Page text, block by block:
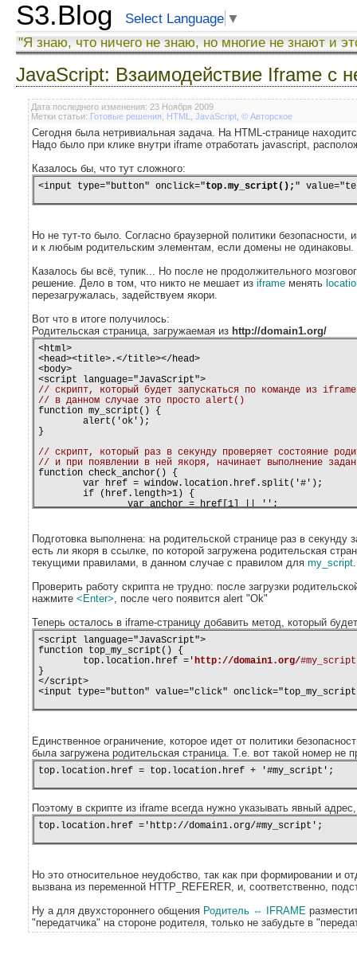
S3.Blog Select Language ▼
"Я знаю, что ничего не знаю, но многие не знают и
JavaScript: Взаимодействие Iframe с
Дата последнего изменения: 23 Ноября 2009
Метки статьи: Готовые решения HTML JavaScript © Авторское
Сегодня была нетривиальная задача. На HTML-странице
Надо было при клике внутри iframe отработать javascript,
Казалось бы, что тут сложного:
<input type="button" onclick="top.my_script(); "
Но не тут-то было. Согласно браузерной политики
и к любым родительским элементам, если домены не одинаковы.
Казалось бы всё, тупик... Но после не продолжительного
решение. Дело в том, что никто не мешает из iframe менять
перезагружалась, задействуем якори.
Вот что в итоге получилось:
Родительская страница, загружаемая из http://domain1.org/
<html>
<head><title>.</title></head>
<body>
// скрипт, который будет запускаться по команде из iframe
// в данном случае это просто alert()
function my_script() {
}
// скрипт, который раз в секунду проверяет состояние
// и при появлении в ней якоря, начинает выполнение
function check_anchor() {
		if (anchor == '
my_script') {
			my_script();
		}
	}
// запускаем таймер, который раз в одну секунду будет
setInterval('check_anchor();', 1000);
<!-- подключаем iframe, который грузится со стороннего
<iframe width="300" height="300" src="
</body>
Подготовка выполнена: на родительской странице раз в секунду
есть ли якоря в ссылке, по которой загружена родительская
текущими правилами, в данном случае с правилом для my_script.
Проверить работу скрипта не трудно: после загрузки
нажмите <Enter>, после чего появится alert "Ok"
Теперь осталось в iframe-страницу добавить метод, который
<script language="JavaScript">
function top_my_script() {
	top.location.href ='
http://domain1.org/#my_script
}
</script>
Единственное ограничение, которое идет от политики
была загружена родительская страница. Т.е. вот такой номер не
Поэтому в скрипте из iframe всегда нужно указывать явный
top.location.href ='http://domain1.org/#my_script';
Но это относительное неудобство, так как при формировании и
вызвана из переменной HTTP_REFERER, и, соответственно,
Ну а для двухстороннего общения Родитель ⇔ IFRAME
"передатчика" на стороне родителя, только не забудьте в